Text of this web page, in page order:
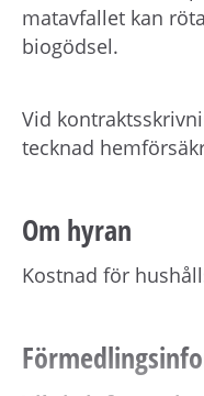
matavfallet kan
biogödsel.
Vid
tecknad
Om hyran
Kostnad för